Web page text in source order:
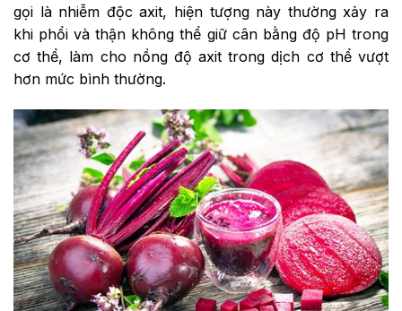
gọi là nhiễm độc axit, hiện tượng này thường xảy ra
khi phổi và thận không thể giữ cân bằng độ pH trong
cơ thể, làm cho nồng độ axit trong dịch cơ thể vượt
hơn mức bình thường.